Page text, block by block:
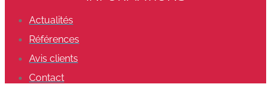
Actualités
Références
Avis clients
Contact